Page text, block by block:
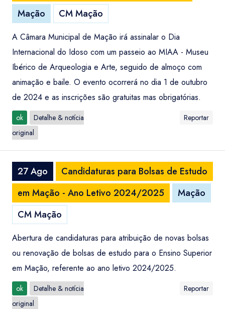
Mação
CM Mação
A Câmara Municipal de Mação irá assinalar o Dia
Internacional do Idoso com um passeio ao MIAA - Museu
Ibérico de Arqueologia e Arte, seguido de almoço com
animação e baile. O evento ocorrerá no dia 1 de outubro
de 2024 e as inscrições são gratuitas mas obrigatórias.
ok
Detalhe & notícia
original
Reportar
27 Ago
Candidaturas para Bolsas de Estudo
em Mação - Ano Letivo 2024/2025
Mação
CM Mação
Abertura de candidaturas para atribuição de novas bolsas
ou renovação de bolsas de estudo para o Ensino Superior
em Mação, referente ao ano letivo 2024/2025.
ok
Detalhe & notícia
original
Reportar